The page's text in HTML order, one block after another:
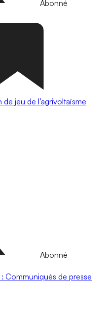
Abonné
jeu de l’agrivoltaïsme
Abonné
: Communiqués de presse